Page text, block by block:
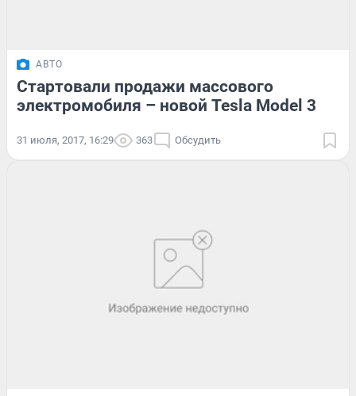
АВТО
Стартовали продажи массового
электромобиля – новой Tesla Model 3
31 июля, 2017, 16:29 363 Обсудить